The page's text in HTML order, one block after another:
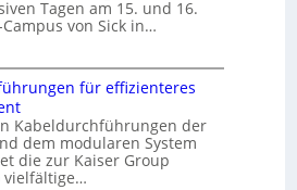
Tagen am 15. und 16.
von Sick in…
für effizienteres
Kabeldurchführungen der
dem modularen System
die zur Kaiser Group
vielfältige…